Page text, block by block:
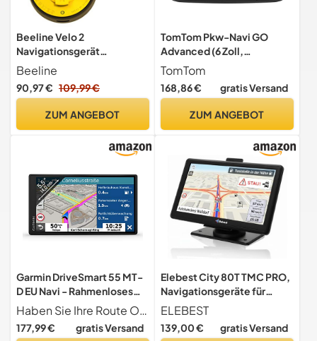
Beeline Velo 2
Navigationsgerät
Ø46,4mm für Fahrrad +
universelle
Lenkerhalterung | Fahrrad
Beeline
90,97 € 109,99 €
ZUM ANGEBOT
TomTom Pkw-Navi GO
Advanced (6 Zoll,
Stauvermeidung Dank
TomTom Traffic,
Weltkarten-Updates
Fi, dynamischer
integrierte, umkehrbare
Halterung)
TomTom
168,86 € gratis Versand
ZUM ANGEBOT
Garmin DriveSmart 55 MT-
D EU Navi - Rahmenloses
Touch-Display, 3D-
Navigationskarten und
Live-Traffic Via DAB+
Haben Sie Ihre Route Optimal Im Blick Das Navi mit rahmenlosen 5,5 Zoll (13,97 cm) Multitouch-Glasdisplay zeigt Karten und Hinweise in Hochauflösung. Geeignet für Garmin BC 30 und 40 Rückfahrkamera. Batterielaufzeit Bis zu eine Stunde
177,99 € gratis Versand
Elebest City 80T TMC PRO,
Navigationsgeräte für
Auto,Camper
Navigationssystem, POI,
LKW Navi,Wohnmobil Navi,
ELEBEST
139,00 € gratis Versand